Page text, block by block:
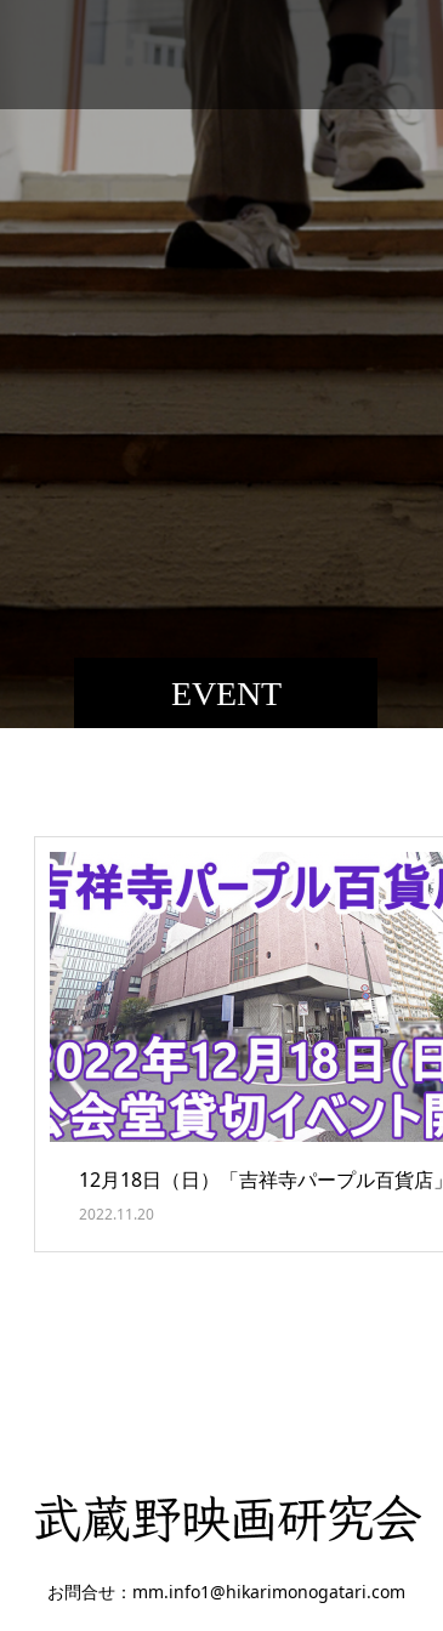
EVENT
12月18日（日）「吉祥寺パープル百貨店」
2022.11.20
お問合せ：mm.info1@hikarimonogatari.com